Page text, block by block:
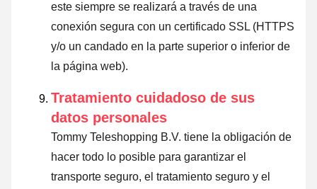
este siempre se realizará a través de una
conexión segura con un certificado SSL (HTTPS
y/o un candado en la parte superior o inferior de
la página web).
Tratamiento cuidadoso de sus
datos personales
Tommy Teleshopping B.V. tiene la obligación de
hacer todo lo posible para garantizar el
transporte seguro, el tratamiento seguro y el